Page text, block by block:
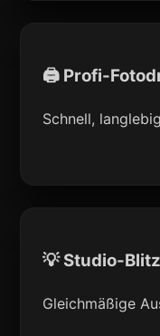
🖨 Profi-
Schnell,
💡 Studio-
Gleichmäßige